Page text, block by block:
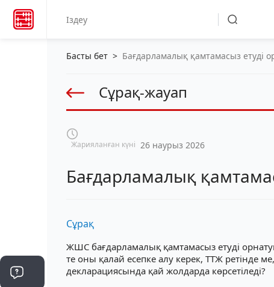
Басты бет > Бағдарламалық қамтамасыз етуді
Сұрақ-жауап
Жарияланған күні 26 наурыз 2026
Бағдарламалық
Сұрақ
ЖШС бағдарламалық қамтамасыз етуді
те оны қалай есепке алу керек, ТТЖ
декларациясында қай жолдарда көрсетіледі?